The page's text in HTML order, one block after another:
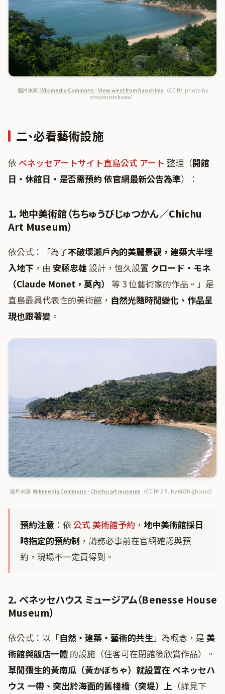
圖片來源: Wikimedia Commons - View west from Naoshima （CC BY, photo by
shoyanishikawa）
二、必看藝術設施
依 ベネッセアートサイト直島公式 アート 整理（開館
日・休館日・是否需預約 依官網最新公告為準）：
1. 地中美術館（ちちゅうびじゅつかん／Chichu
Art Museum）
依公式：「為了不破壞瀨戶內的美麗景觀，建築大半埋
入地下 ，由 安藤忠雄 設計，恆久設置 クロード・モネ
（Claude Monet，莫內）
等 3 位藝術家的作品。」是
直島最具代表性的美術館， 自然光隨時間變化、作品呈
現也跟著變 。
圖片來源: Wikimedia Commons - Chichu art museum （CC BY 2.5, by 663highland）
預約注意 ：依 公式 美術館予約 ， 地中美術館採日
時指定的預約制 ，請務必事前在官網確認與預
約，現場不一定買得到。
2. ベネッセハウス ミュージアム（Benesse House
Museum）
依公式：以「自然・建築・藝術的共生 」為概念，是 美
術館與飯店一體 的設施（住客可在閉館後欣賞作品）。
草間彌生的黃南瓜（黃かぼちゃ）就設置在 ベネッセハ
ウス 一帶、突出於海面的舊棧橋（突堤）上 （詳見下